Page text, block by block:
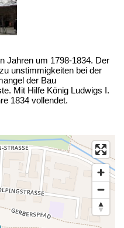
Jahren um 1798-1834. Der
unstimmigkeiten bei der
der Bau
Mit Hilfe König Ludwigs I.
1834 vollendet.